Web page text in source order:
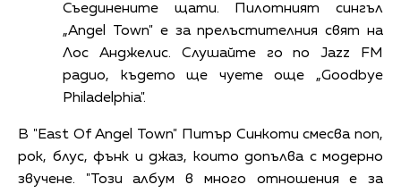
Съединените щати. Пилотният сингъл
„Angel Town" е за прелъстителния свят на
Лос Анджелис. Слушайте го по Jazz FM
радио, където ще чуете още „Goodbye
Philadelphia".
В "East Of Angel Town" Питър Синкоти смесва поп,
рок, блус, фънк и джаз, които допълва с модерно
звучене. "Този албум в много отношения е за